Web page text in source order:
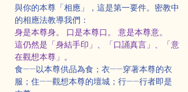
與你的本尊「相應」，這是第一要件。密教中
的相應法教導我們：
身是本尊身。 口是本尊口。 意是本尊意。
這仍然是「身結手印」、「口誦真言」、「意
在觀想本尊」。
食——以本尊供品為食；衣——穿著本尊的衣
服；住——觀想本尊的壇城；行——行者即是